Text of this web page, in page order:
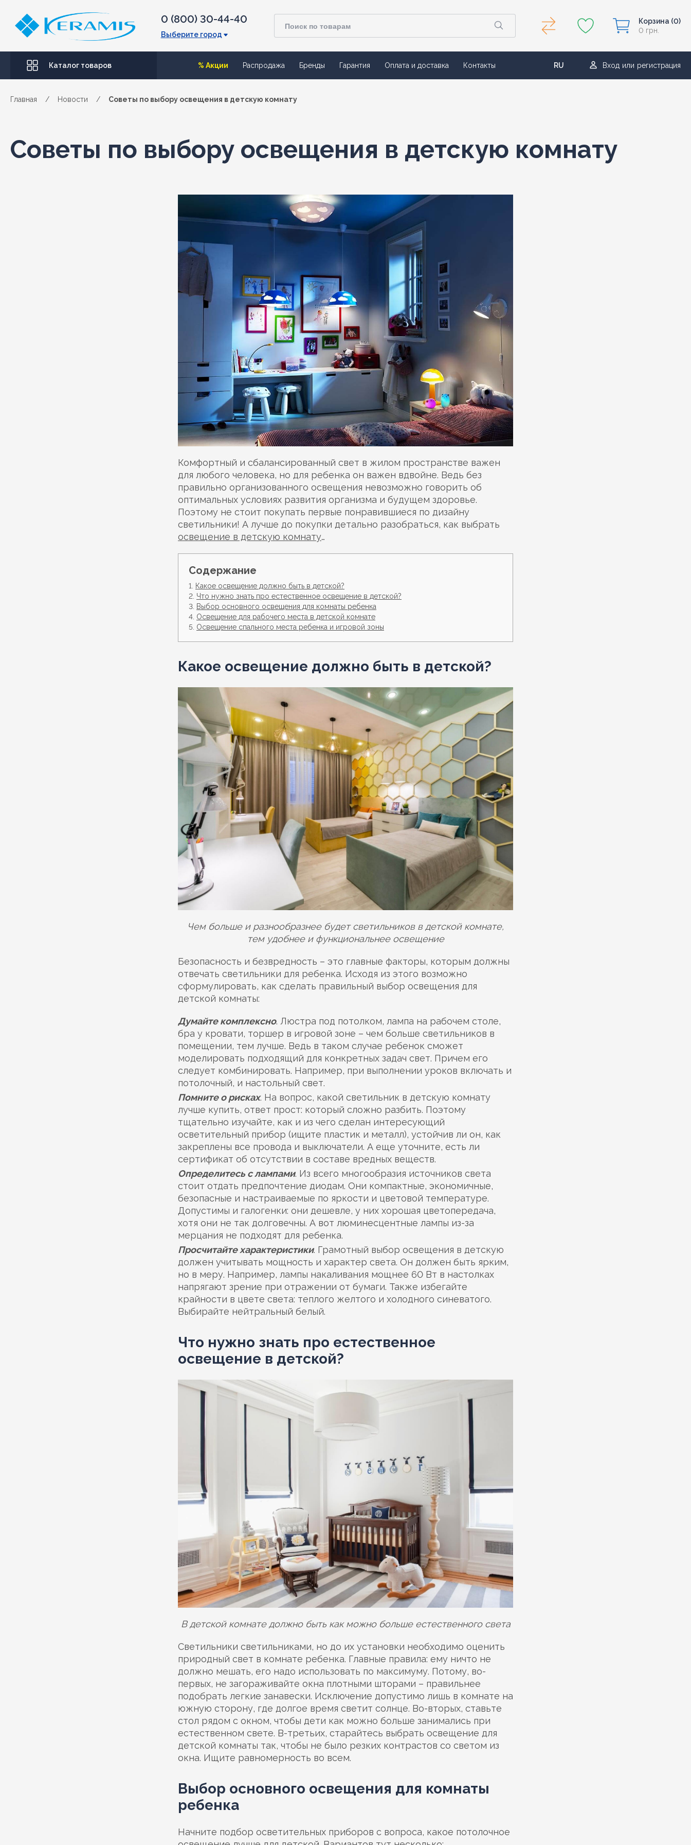
0 (800) 30-44-40
Выберите город
Корзина (0)
0 грн.
Каталог товаров % Акции Распродажа Бренды Гарантия Оплата и доставка
Контакты
UA
RU Вход или регистрация
Главная / Новости / Советы по выбору освещения в детскую комнату
Советы по выбору освещения в детскую комнату
Комфортный и сбалансированный свет в жилом пространстве важен
для любого человека, но для ребенка он важен вдвойне. Ведь без
правильно организованного освещения невозможно говорить об
оптимальных условиях развития организма и будущем здоровье.
Поэтому не стоит покупать первые понравившиеся по дизайну
светильники! А лучше до покупки детально разобраться, как выбрать
освещение в детскую комнату…
Содержание
Какое освещение должно быть в детской?
Что нужно знать про естественное освещение в детской?
Выбор основного освещения для комнаты ребенка
Освещение для рабочего места в детской комнате
Освещение спального места ребенка и игровой зоны
Какое освещение должно быть в детской?
Чем больше и разнообразнее будет светильников в детской комнате,
тем удобнее и функциональнее освещение
Безопасность и безвредность – это главные факторы, которым должны
отвечать светильники для ребенка. Исходя из этого возможно
сформулировать, как сделать правильный выбор освещения для
детской комнаты:
Думайте комплексно. Люстра под потолком, лампа на рабочем столе,
бра у кровати, торшер в игровой зоне – чем больше светильников в
помещении, тем лучше. Ведь в таком случае ребенок сможет
моделировать подходящий для конкретных задач свет. Причем его
следует комбинировать. Например, при выполнении уроков включать и
потолочный, и настольный свет.
Помните о рисках. На вопрос, какой светильник в детскую комнату
лучше купить, ответ прост: который сложно разбить. Поэтому
тщательно изучайте, как и из чего сделан интересующий
осветительный прибор (ищите пластик и металл), устойчив ли он, как
закреплены все провода и выключатели. А еще уточните, есть ли
сертификат об отсутствии в составе вредных веществ.
Определитесь с лампами. Из всего многообразия источников света
стоит отдать предпочтение диодам. Они компактные, экономичные,
безопасные и настраиваемые по яркости и цветовой температуре.
Допустимы и галогенки: они дешевле, у них хорошая цветопередача,
хотя они не так долговечны. А вот люминесцентные лампы из-за
мерцания не подходят для ребенка.
Просчитайте характеристики. Грамотный выбор освещения в детскую
должен учитывать мощность и характер света. Он должен быть ярким,
но в меру. Например, лампы накаливания мощнее 60 Вт в настолках
напрягают зрение при отражении от бумаги. Также избегайте
крайности в цвете света: теплого желтого и холодного синеватого.
Выбирайте нейтральный белый.
Что нужно знать про естественное
освещение в детской?
В детской комнате должно быть как можно больше естественного света
Светильники светильниками, но до их установки необходимо оценить
природный свет в комнате ребенка. Главные правила: ему ничто не
должно мешать, его надо использовать по максимуму. Потому, во-
первых, не загораживайте окна плотными шторами – правильнее
подобрать легкие занавески. Исключение допустимо лишь в комнате на
южную сторону, где долгое время светит солнце. Во-вторых, ставьте
стол рядом с окном, чтобы дети как можно больше занимались при
естественном свете. В-третьих, старайтесь выбрать освещение для
детской комнаты так, чтобы не было резких контрастов со светом из
окна. Ищите равномерность во всем.
Выбор основного освещения для комнаты
ребенка
Начните подбор осветительных приборов с вопроса, какое потолочное